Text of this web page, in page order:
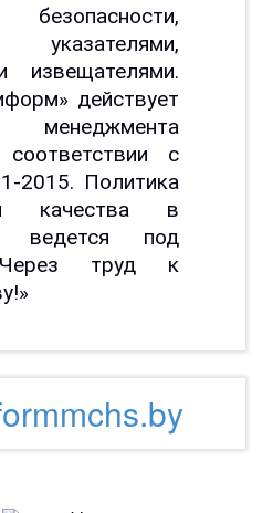
указателями,
извещателями.
действует
с
2015. Политика
качества в
ведется под
труд к